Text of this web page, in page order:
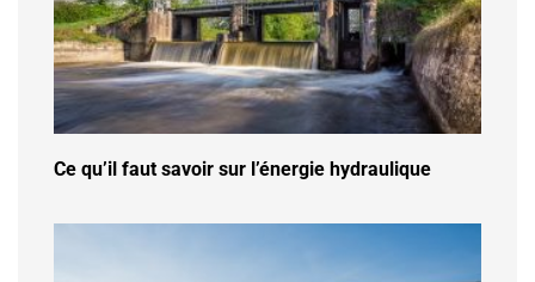
Ce qu’il faut savoir sur l’énergie hydraulique